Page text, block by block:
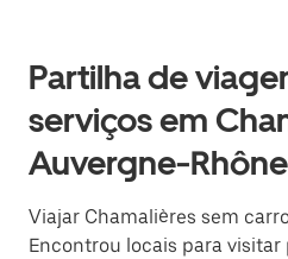
Partilha de
serviços em
Auvergne-
Viajar Chamalières sem
Encontrou locais para visitar